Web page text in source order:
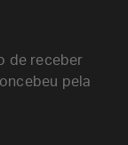
de receber
pela